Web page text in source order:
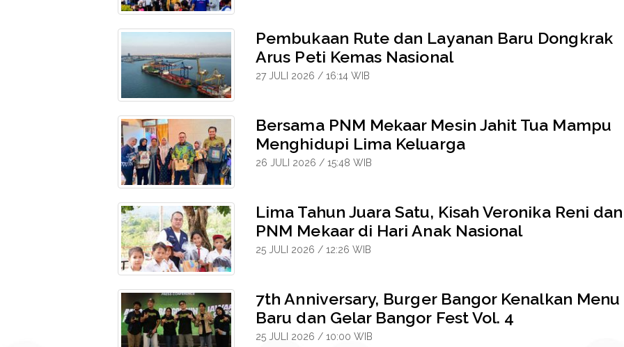
Pembukaan Rute dan Layanan Baru Dongkrak
Arus Peti Kemas Nasional
27 JULI 2026 / 16:14 WIB
Bersama PNM Mekaar Mesin Jahit Tua Mampu
Menghidupi Lima Keluarga
26 JULI 2026 / 15:48 WIB
Lima Tahun Juara Satu, Kisah Veronika Reni dan
PNM Mekaar di Hari Anak Nasional
25 JULI 2026 / 12:26 WIB
7th Anniversary, Burger Bangor Kenalkan Menu
Baru dan Gelar Bangor Fest Vol. 4
25 JULI 2026 / 10:00 WIB